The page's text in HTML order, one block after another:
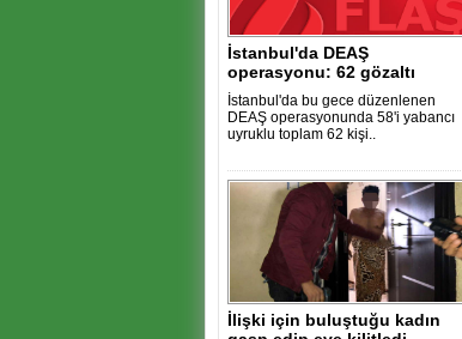
İstanbul'da DEAŞ
operasyonu: 62 gözaltı
İstanbul'da bu gece düzenlenen
DEAŞ operasyonunda 58'i yabancı
uyruklu toplam 62 kişi..
İlişki için buluştuğu kadın